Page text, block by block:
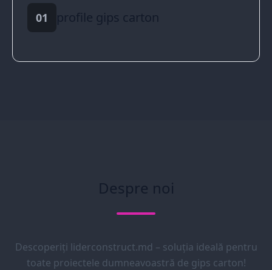
01 profile gips carton
Despre noi
Descoperiți liderconstruct.md – soluția ideală pentru
toate proiectele dumneavoastră de gips carton!